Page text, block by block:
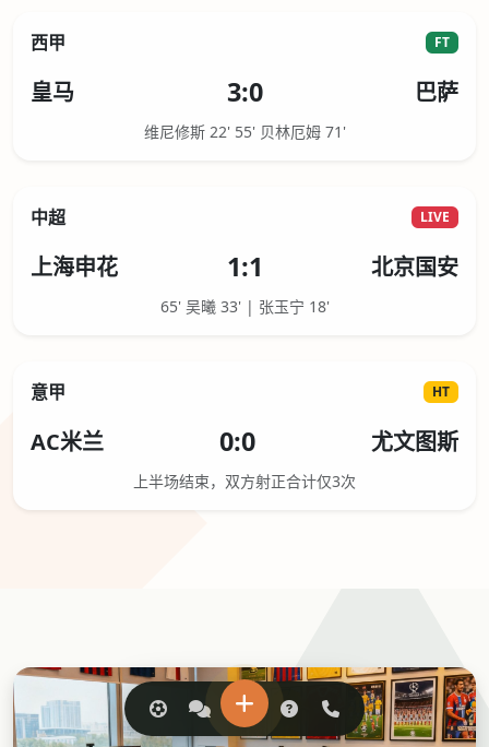
西甲 FT
皇马 3:0 巴萨
维尼修斯 22' 55' 贝林厄姆 71'
中超 LIVE
上海申花 1:1 北京国安
65' 吴曦 33' | 张玉宁 18'
意甲 HT
AC米兰 0:0 尤文图斯
上半场结束，双方射正合计仅3次